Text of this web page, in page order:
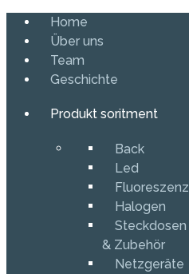
Home
Über uns
Team
Geschichte
Produkt soritment
Back
Led
Fluoreszenz
Halogen
Steckdosen
& Zubehör
Netzgeräte